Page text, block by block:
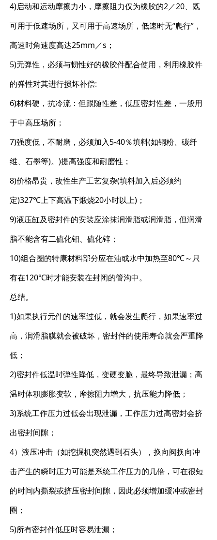
4)启动和运动摩擦力小，摩擦阻力仅为橡胶的2／20、既
可用于低速场所，又可用于高速场所，低速时无“爬行”，
高速时角速度高达25mm／s；
5)无弹性，必须与韧性好的橡胶件配合使用，利用橡胶件
的弹性对其进行损坏补偿:
6)材料硬，抗冷流：但跟随性差，低压密封性差，一般用
于中高压场所；
7)强度低，不耐磨，必须加入5-40％填料(如铜粉、碳纤
维、石墨等)。)提高强度和耐磨性；
8)价格昂贵，改性生产工艺复杂(填料加入后必须约
定)327℃上下高温下煅烧20小时以上)；
9)液压缸及密封件的安装应涂抹润滑脂或润滑脂，但润滑
脂不能含有二硫化钼、硫化锌；
10)组合圈的特康材料部分应在油或水中加热至80℃～只
有在120℃时才能安装在封闭的管沟中。
总结。
1)如果执行元件的速率过低，就会发生爬行，如果速率过
高，润滑脂膜就会被破坏，密封件的使用寿命就会严重降
低；
2)密封件低温时弹性降低，变硬变脆，最终导致泄漏；高
温时体积膨胀变软，摩擦阻力增大，抗压能力降低；
3)系统工作压力过低会出现泄漏，工作压力过高密封会挤
出密封间隙；
4）液压冲击（如挖掘机突然遇到石头），换向阀换向冲
击产生的瞬时压力可能是系统工作压力的几倍，可在很短
的时间内撕裂或挤压密封间隙，因此必须增加缓冲或密封
圈；
5)所有密封件低压时容易泄漏；